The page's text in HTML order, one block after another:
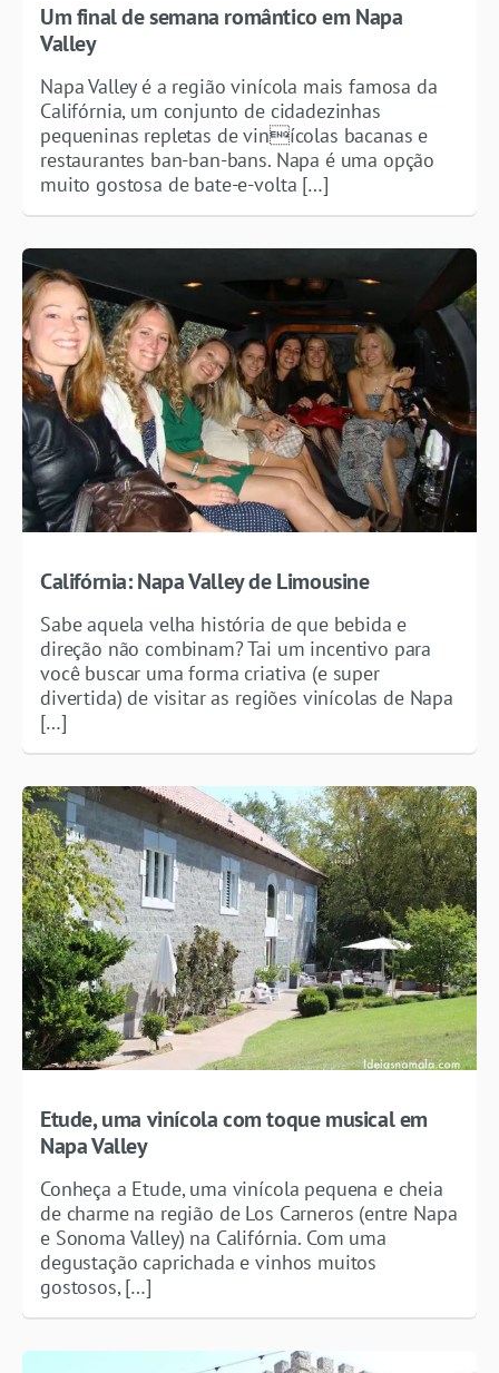
Um final de semana romântico em Napa
Valley
Napa Valley é a região vinícola mais famosa da
Califórnia, um conjunto de cidadezinhas
pequeninas repletas de vinícolas bacanas e
restaurantes ban-ban-bans. Napa é uma opção
muito gostosa de bate-e-volta […]
Califórnia: Napa Valley de Limousine
Sabe aquela velha história de que bebida e
direção não combinam? Tai um incentivo para
você buscar uma forma criativa (e super
divertida) de visitar as regiões vinícolas de Napa
[…]
Etude, uma vinícola com toque musical em
Napa Valley
Conheça a Etude, uma vinícola pequena e cheia
de charme na região de Los Carneros (entre Napa
e Sonoma Valley) na Califórnia. Com uma
degustação caprichada e vinhos muitos
gostosos, […]